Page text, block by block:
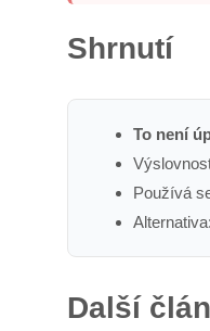
Shrnutí
To není
Používá
Alternativa:
Další